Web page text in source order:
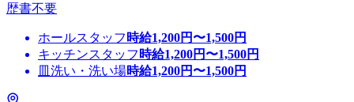
歴書不要
ホールスタッフ 時給1,200円〜1,500円
キッチンスタッフ 時給1,200円〜1,500円
皿洗い・洗い場時給1,200円〜1,500円